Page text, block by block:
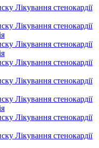
Лікування стенокардії
Лікування стенокардії
Лікування стенокардії
Лікування стенокардії
Лікування стенокардії
Лікування стенокардії
Лікування стенокардії
Лікування стенокардії